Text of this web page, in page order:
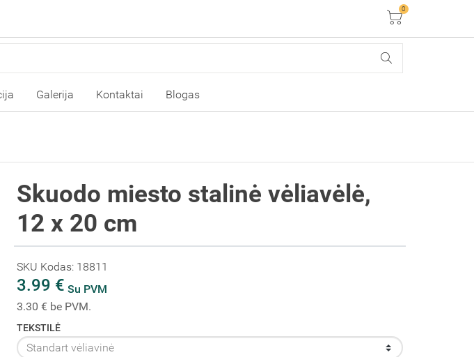
Krepšelis
0
Galerija Kontaktai Blogas
Skuodo miesto stalinė vėliavėlė,
12 x 20 cm
SKU Kodas: 18811
3.99 € Su PVM
3.30 € be PVM.
TEKSTILĖ